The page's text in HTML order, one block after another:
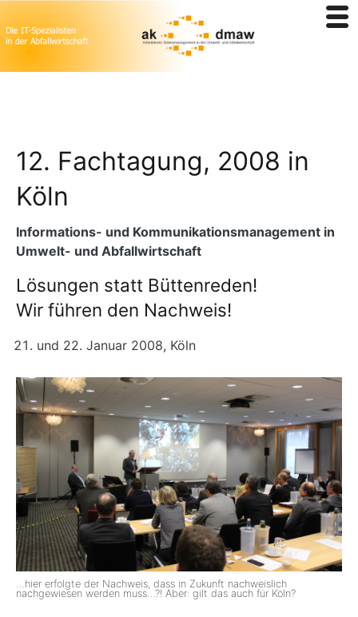
Zum
Inhalt
springen
12. Fachtagung, 2008 in
Köln
Informations- und Kommunikationsmanagement in
Umwelt- und Abfallwirtschaft
Lösungen statt Büttenreden!
Wir führen den Nachweis!
und 22. Januar 2008, Köln
…hier erfolgte der Nachweis, dass in Zukunft nachweislich
nachgewiesen werden muss…?! Aber: gilt das auch für Köln?